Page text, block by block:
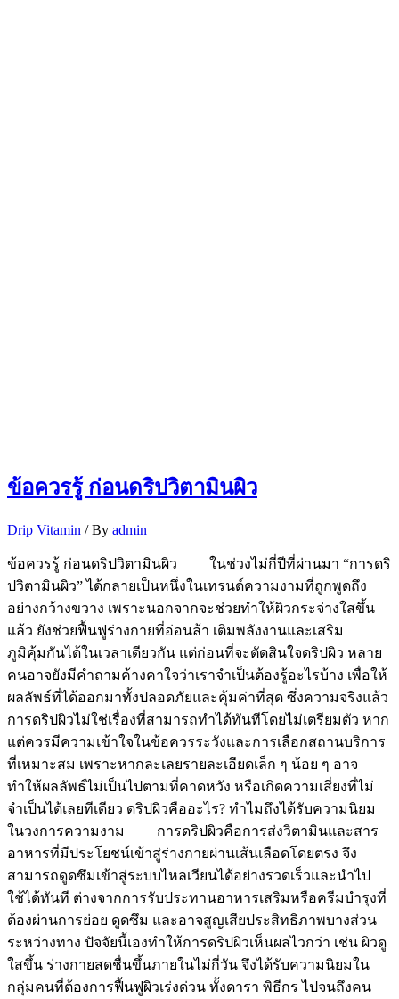
ข้อควรรู้ ก่อนดริปวิตามินผิว
Drip Vitamin / By admin
ข้อควรรู้ ก่อนดริปวิตามินผิว ในช่วงไม่กี่ปีที่ผ่านมา “การดริ
ปวิตามินผิว” ได้กลายเป็นหนึ่งในเทรนด์ความงามที่ถูกพูดถึง
อย่างกว้างขวาง เพราะนอกจากจะช่วยทำให้ผิวกระจ่างใสขึ้น
แล้ว ยังช่วยฟื้นฟูร่างกายที่อ่อนล้า เติมพลังงานและเสริม
ภูมิคุ้มกันได้ในเวลาเดียวกัน แต่ก่อนที่จะตัดสินใจดริปผิว หลาย
คนอาจยังมีคำถามค้างคาใจว่าเราจำเป็นต้องรู้อะไรบ้าง เพื่อให้
ผลลัพธ์ที่ได้ออกมาทั้งปลอดภัยและคุ้มค่าที่สุด ซึ่งความจริงแล้ว
การดริปผิวไม่ใช่เรื่องที่สามารถทำได้ทันทีโดยไม่เตรียมตัว หาก
แต่ควรมีความเข้าใจในข้อควรระวังและการเลือกสถานบริการ
ที่เหมาะสม เพราะหากละเลยรายละเอียดเล็ก ๆ น้อย ๆ อาจ
ทำให้ผลลัพธ์ไม่เป็นไปตามที่คาดหวัง หรือเกิดความเสี่ยงที่ไม่
จำเป็นได้เลยทีเดียว ดริปผิวคืออะไร? ทำไมถึงได้รับความนิยม
ในวงการความงาม การดริปผิวคือการส่งวิตามินและสาร
อาหารที่มีประโยชน์เข้าสู่ร่างกายผ่านเส้นเลือดโดยตรง จึง
สามารถดูดซึมเข้าสู่ระบบไหลเวียนได้อย่างรวดเร็วและนำไป
ใช้ได้ทันที ต่างจากการรับประทานอาหารเสริมหรือครีมบำรุงที่
ต้องผ่านการย่อย ดูดซึม และอาจสูญเสียประสิทธิภาพบางส่วน
ระหว่างทาง ปัจจัยนี้เองทำให้การดริปผิวเห็นผลไวกว่า เช่น ผิวดู
ใสขึ้น ร่างกายสดชื่นขึ้นภายในไม่กี่วัน จึงได้รับความนิยมใน
กลุ่มคนที่ต้องการฟื้นฟูผิวเร่งด่วน ทั้งดารา พิธีกร ไปจนถึงคน